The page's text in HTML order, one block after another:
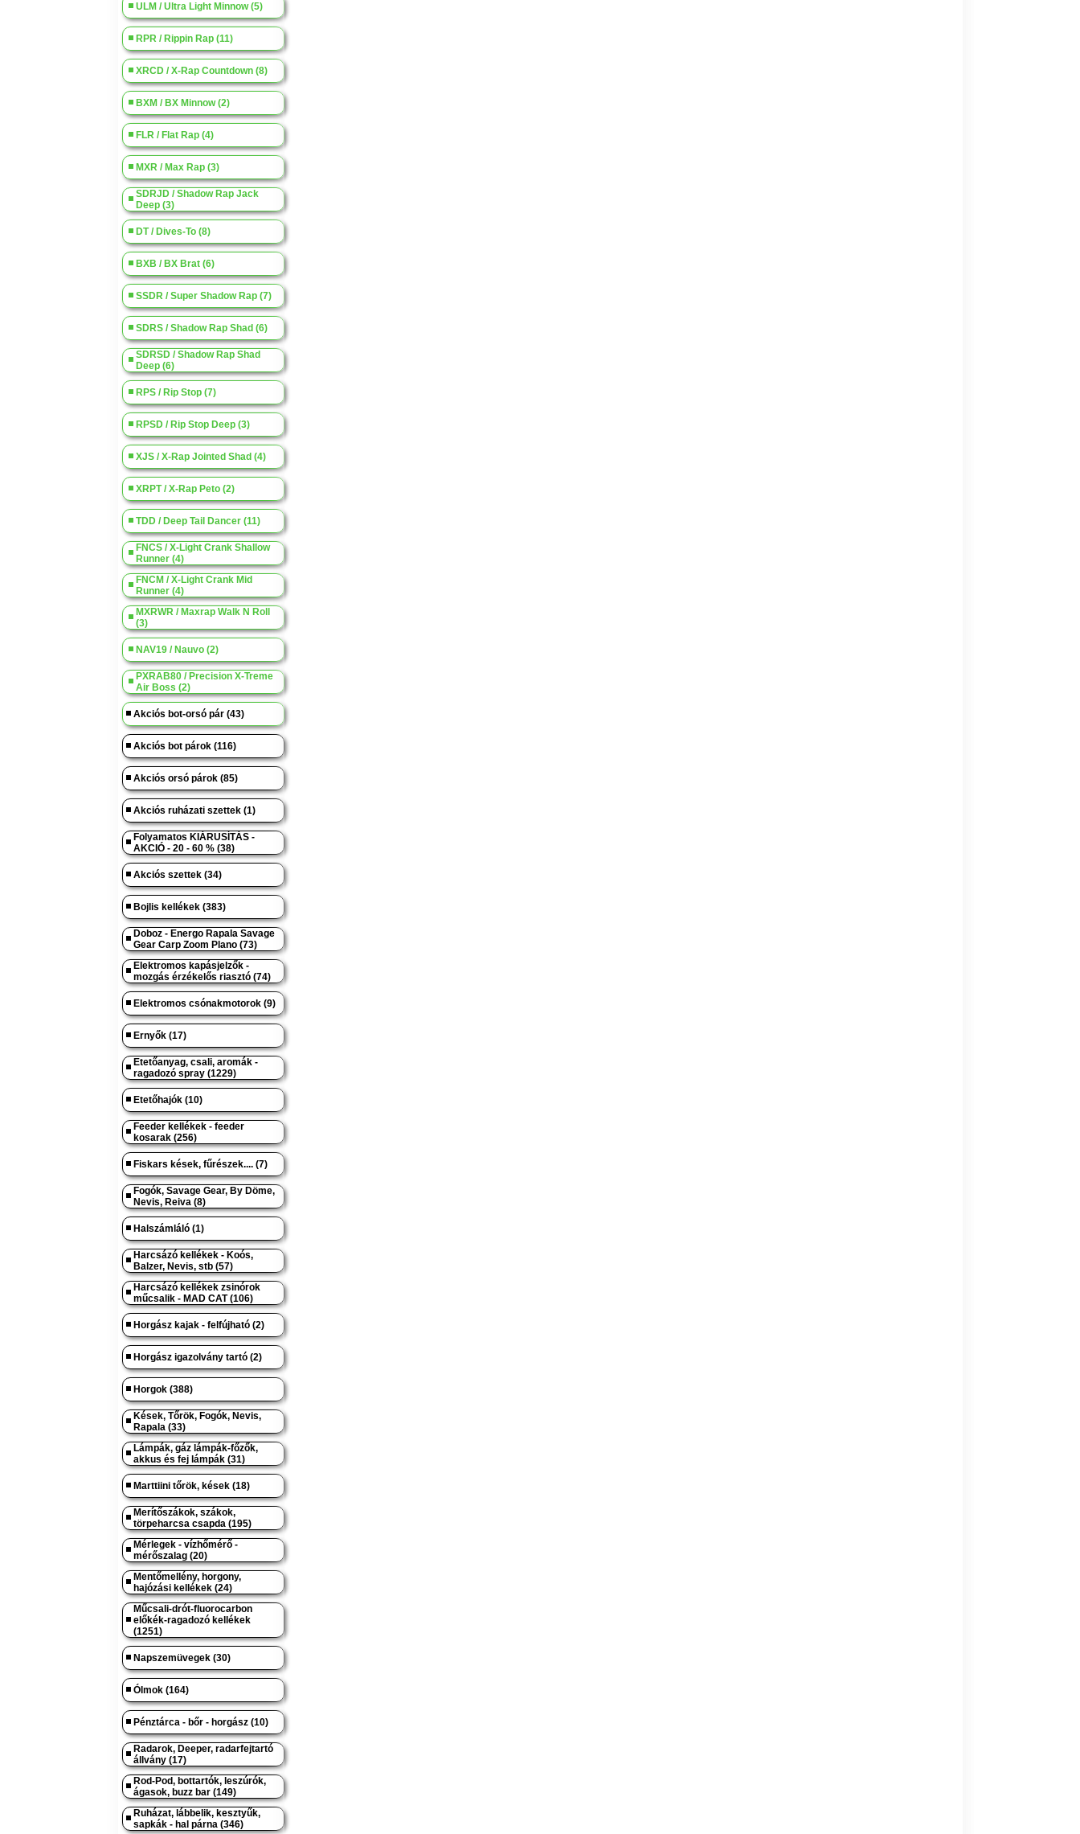
ULM / Ultra Light Minnow (5)
RPR / Rippin Rap (11)
XRCD / X-Rap Countdown (8)
BXM / BX Minnow (2)
FLR / Flat Rap (4)
MXR / Max Rap (3)
SDRJD / Shadow Rap Jack
Deep (3)
DT / Dives-To (8)
BXB / BX Brat (6)
SSDR / Super Shadow Rap (7)
SDRS / Shadow Rap Shad (6)
SDRSD / Shadow Rap Shad
Deep (6)
RPS / Rip Stop (7)
RPSD / Rip Stop Deep (3)
XJS / X-Rap Jointed Shad (4)
XRPT / X-Rap Peto (2)
TDD / Deep Tail Dancer (11)
FNCS / X-Light Crank Shallow
Runner (4)
FNCM / X-Light Crank Mid
Runner (4)
MXRWR / Maxrap Walk N Roll
(3)
NAV19 / Nauvo (2)
PXRAB80 / Precision X-Treme
Air Boss (2)
Akciós bot-orsó pár (43)
Akciós bot párok (116)
Akciós orsó párok (85)
Akciós ruházati szettek (1)
Folyamatos KIÁRUSÍTÁS -
AKCIÓ - 20 - 60 % (38)
Akciós szettek (34)
Bojlis kellékek (383)
Doboz - Energo Rapala Savage
Gear Carp Zoom Plano (73)
Elektromos kapásjelzők -
mozgás érzékelős riasztó (74)
Elektromos csónakmotorok (9)
Ernyők (17)
Etetőanyag, csali, aromák -
ragadozó spray (1229)
Etetőhajók (10)
Feeder kellékek - feeder
kosarak (256)
Fiskars kések, fűrészek.... (7)
Fogók, Savage Gear, By Döme,
Nevis, Reiva (8)
Halszámláló (1)
Harcsázó kellékek - Koós,
Balzer, Nevis, stb (57)
Harcsázó kellékek zsinórok
műcsalik - MAD CAT (106)
Horgász kajak - felfújható (2)
Horgász igazolvány tartó (2)
Horgok (388)
Kések, Tőrök, Fogók, Nevis,
Rapala (33)
Lámpák, gáz lámpák-főzők,
akkus és fej lámpák (31)
Marttiini tőrök, kések (18)
Merítőszákok, szákok,
törpeharcsa csapda (195)
Mérlegek - vízhőmérő -
mérőszalag (20)
Mentőmellény, horgony,
hajózási kellékek (24)
Műcsali-drót-fluorocarbon
előkék-ragadozó kellékek
(1251)
Napszemüvegek (30)
Ólmok (164)
Pénztárca - bőr - horgász (10)
Radarok, Deeper, radarfejtartó
állvány (17)
Rod-Pod, bottartók, leszúrók,
ágasok, buzz bar (149)
Ruházat, lábbelik, kesztyűk,
sapkák - hal párna (346)